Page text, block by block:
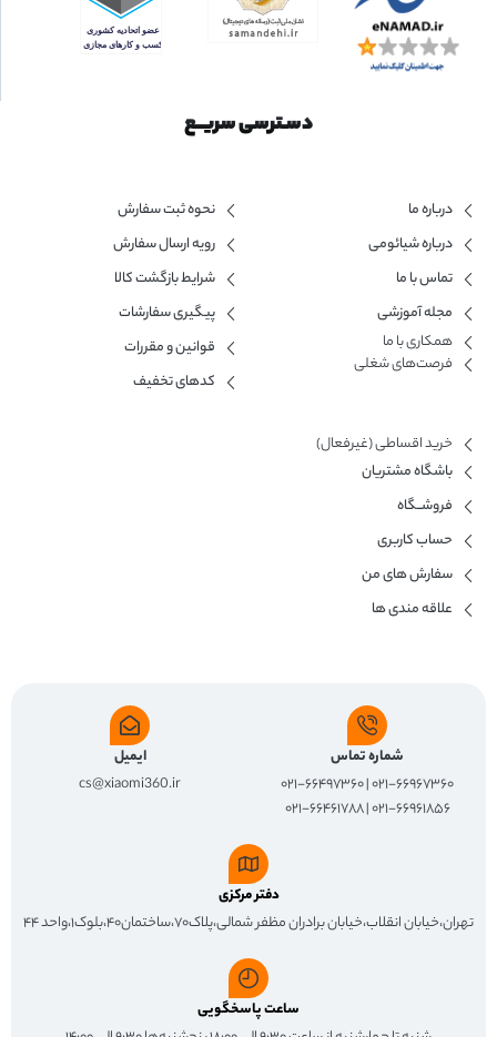
دسـترسی سریــع
درباره ما
درباره شیائومی
تماس با ما
مجله آموزشی
همکاری با ما​
فرصت‌های شغلی
نحوه ثبت سفارش
رویه ارسال سفارش
شرایط بازگشت کالا
پیگیری سفارشات
قوانین و مقررات
کدهای تخفیف
خرید اقساطی (غیرفعال)
باشگاه مشتریان
فروشــگاه
حساب کاربری
سفارش های من
علاقه مندی ها
شماره تماس
۰۲۱-۶۶۹۶۷۳۶۰ | ۰۲۱-۶۶۴۹۷۳۶۰
۰۲۱-۶۶۹۶۱۸۵۶ | ۰۲۱-۶۶۴۶۱۷۸۸
ایمیل
cs@xiaomi360.ir
دفتر مرکزی
تهران،خیابان انقلاب،خیابان برادران مظفر شمالی،پلاک۷۰،ساختمان۴۰،بلوک۱،واحد ۴۴
ساعت پاسخگویی